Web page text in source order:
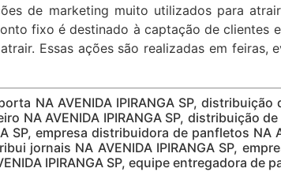
de marketing muito utilizados para
fixo é destinado à captação de clientes
Essas ações são realizadas em
NA AVENIDA IPIRANGA SP,
NA AVENIDA IPIRANGA SP, distribuição
SP, empresa distribuidora de panfletos
jornais NA AVENIDA IPIRANGA SP,
IPIRANGA SP, equipe entregadora de